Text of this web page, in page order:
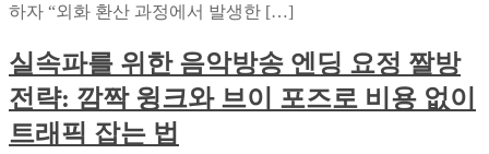
포
켓
차
환
율
오
하자 “외화 환산 과정에서 발생한 […]
실속파를 위한 음악방송 엔딩 요정 짤방
전략: 깜짝 윙크와 브이 포즈로 비용 없이
트래픽 잡는 법